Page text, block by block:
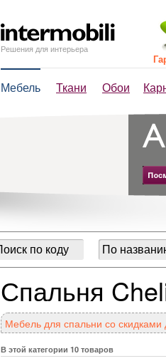
Решения для интерьера
Мебель Ткани Обои
Спальня
Мебель для спальни со
В этой категории 10 товаров